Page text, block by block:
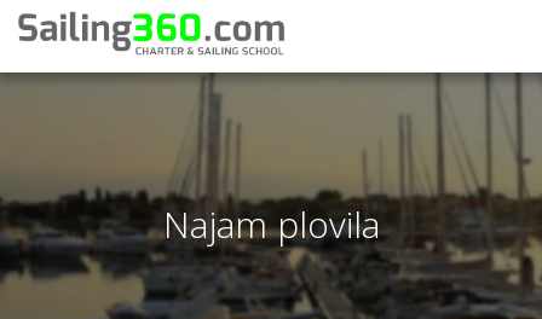
Najam plovila